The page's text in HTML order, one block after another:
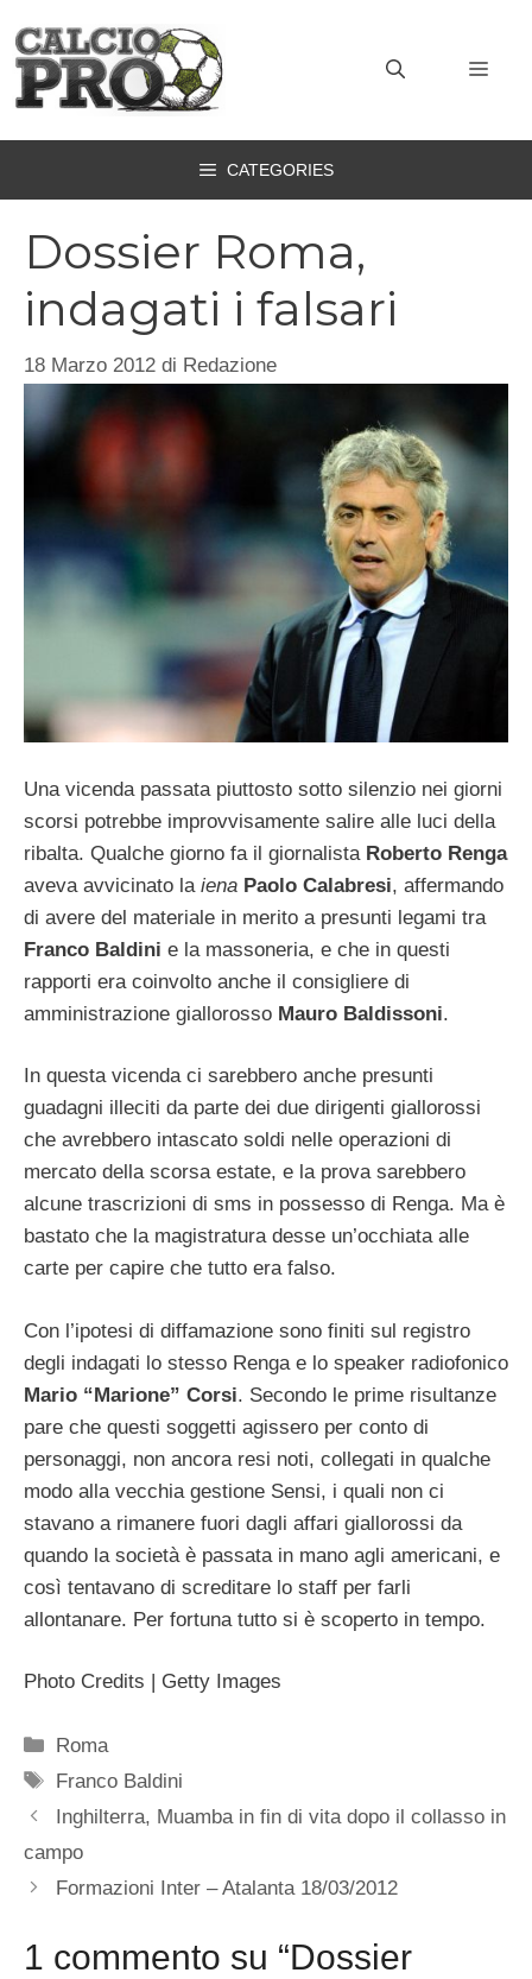
contenuto
CATEGORIES
Dossier Roma,
indagati i falsari
18 Marzo 2012 di Redazione
Una vicenda passata piuttosto sotto silenzio nei giorni
scorsi potrebbe improvvisamente salire alle luci della
ribalta. Qualche giorno fa il giornalista Roberto Renga
aveva avvicinato la iena Paolo Calabresi, affermando
di avere del materiale in merito a presunti legami tra
Franco Baldini e la massoneria, e che in questi
rapporti era coinvolto anche il consigliere di
amministrazione giallorosso Mauro Baldissoni.
In questa vicenda ci sarebbero anche presunti
guadagni illeciti da parte dei due dirigenti giallorossi
che avrebbero intascato soldi nelle operazioni di
mercato della scorsa estate, e la prova sarebbero
alcune trascrizioni di sms in possesso di Renga. Ma è
bastato che la magistratura desse un’occhiata alle
carte per capire che tutto era falso.
Con l’ipotesi di diffamazione sono finiti sul registro
degli indagati lo stesso Renga e lo speaker radiofonico
Mario “Marione” Corsi. Secondo le prime risultanze
pare che questi soggetti agissero per conto di
personaggi, non ancora resi noti, collegati in qualche
modo alla vecchia gestione Sensi, i quali non ci
stavano a rimanere fuori dagli affari giallorossi da
quando la società è passata in mano agli americani, e
così tentavano di screditare lo staff per farli
allontanare. Per fortuna tutto si è scoperto in tempo.
Photo Credits | Getty Images
Categorie
Roma
Tag
Franco Baldini
Inghilterra, Muamba in fin di vita dopo il collasso in
campo
Formazioni Inter – Atalanta 18/03/2012
1 commento su “Dossier